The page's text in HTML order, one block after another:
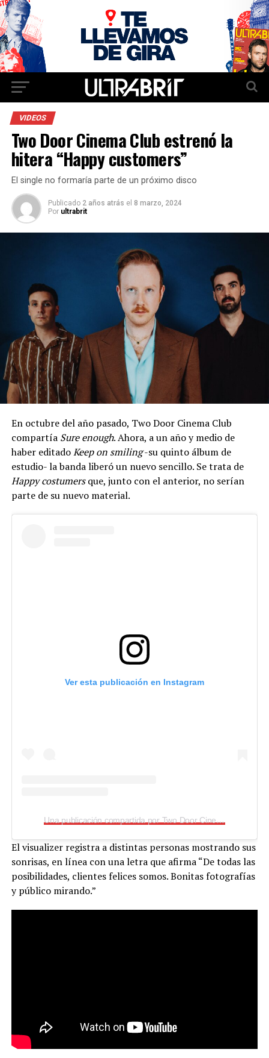
VIDEOS
Two Door Cinema Club estrenó la
hitera “Happy customers”
El single no formaría parte de un próximo disco
Publicado 2 años atrás el 8 marzo, 2024
Por ultrabrit
En octubre del año pasado, Two Door Cinema Club
compartía Sure enough. Ahora, a un año y medio de
haber editadoKeep on smiling-su quinto álbum de
estudio- la banda liberó un nuevo sencillo. Se trata de
Happy costumersque, junto con el anterior, no serían
parte de su nuevo material.
Ver esta publicación en Instagram
Una publicación compartida por Two Door Cinema Club (@twodoorcinemaclub)
El visualizer registra a distintas personas mostrando sus
sonrisas, en línea con una letra que afirma “De todas las
posibilidades, clientes felices somos. Bonitas fotografías
y público mirando.”